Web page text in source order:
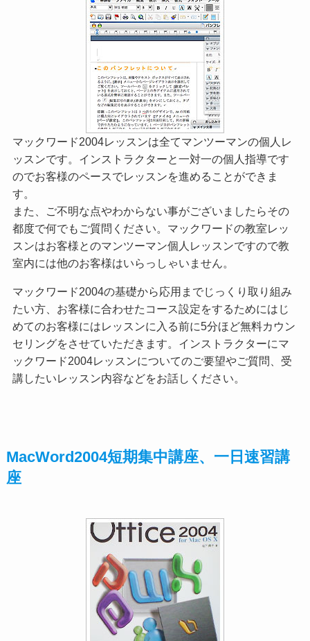
マックワード2004レッスンは全てマンツーマンの個人レ
ッスンです。インストラクターと一対一の個人指導です
のでお客様のペースでレッスンを進めることができま
す。
また、ご不明な点やわからない事がございましたらその
都度で何でもご質問ください。マックワードの教室レッ
スンはお客様とのマンツーマン個人レッスンですので教
室内には他のお客様はいらっしゃいません。
マックワード2004の基礎から応用までじっくり取り組み
たい方、お客様に合わせたコース設定をするためにはじ
めてのお客様にはレッスンに入る前に5分ほど無料カウン
セリングをさせていただきます。インストラクターにマ
ックワード2004レッスンについてのご要望やご質問、受
講したいレッスン内容などをお話しください。
MacWord2004短期集中講座、一日速習講
座